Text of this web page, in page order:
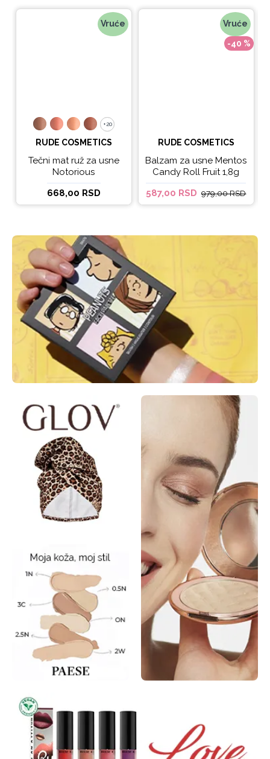
Vruće
+20
+20
RUDE COSMETICS
Tečni mat ruž za usne
Notorious
668,00 RSD
Vruće
-40 %
RUDE COSMETICS
Balzam za usne Mentos
Candy Roll Fruit 1,8g
587,00 RSD 979,00 RSD